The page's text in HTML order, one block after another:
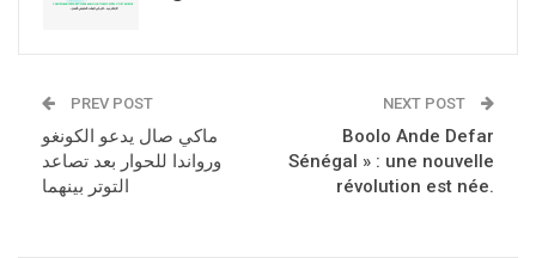
PREV POST
ماكي صال يدعو الكونغو
ورواندا للحوار بعد تصاعد
التوتر بينهما
NEXT POST
Boolo Ande Defar
Sénégal » : une nouvelle
révolution est née.